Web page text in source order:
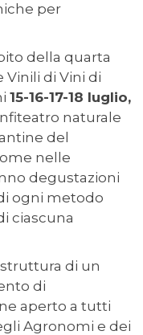
per
della quarta
di Vini di
15-16-17-18 luglio,
naturale
del
nelle
degustazioni
ogni metodo
ciascuna
di un
di
aperto a tutti
Agronomi e dei